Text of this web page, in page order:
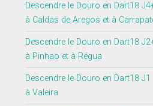
Descendre le Douro en Dart18
à Caldas de Aregos et à
Descendre le Douro en Dart18
à Pinhao et à Régua
Descendre le Douro en Dart18
à Valeira